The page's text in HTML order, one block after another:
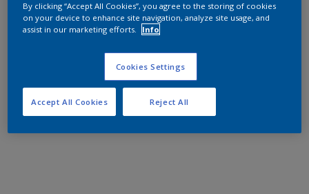
By clicking “Accept All Cookies”, you agree to the storing of cookies
on your device to enhance site navigation, analyze site usage, and
assist in our marketing efforts.
Info
Cookies Settings
Reject All
Accept All Cookies